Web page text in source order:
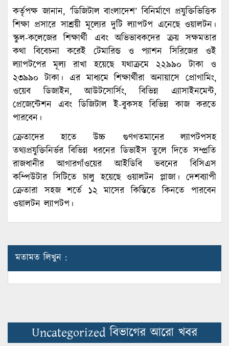
কর্তৃপক্ষ জানান, ’ডিজিটাল বাংলাদেশ’ বিনির্মাণে প্রযুক্তিভিত্তিক
শিক্ষা প্রসারে সাশ্রয়ী মূল্যের দুটি ল্যাপটপ এনেছে ওয়ালটন।
স্কুল-কলেজের শিক্ষার্থী এবং অভিভাবকদের ক্রয় সক্ষমতার
কথা বিবেচনা করেই টেমারিন্ড ও প্যাশন সিরিজের ওই
ল্যাপটপের মূল্য রাখা হয়েছে যথাক্রমে ২২৯৯০ টাকা ও
২৩৯৯০ টাকা। এর মাধ্যমে শিক্ষার্থীরা অনায়াসে প্রোগামিং,
ওয়েব ডিজাইন, আউটসোর্সিং, বিভিন্ন এ্যাসাইনমেন্ট,
প্রেজেন্টেশন এবং ডিজিটাল ই-বুকসহ বিভিন্ন কাজ করতে
পারবেন।
ক্রেতাদের হাতে উচ্চ গুণগতমানের ল্যাপটপসহ
তথ্যপ্রযুক্তিনির্ভর বিভিন্ন ধরনের ডিভাইস তুলে দিতে সম্প্রতি
রাজধানীর আগারগাঁওয়ের আইডিবি ভবনের বিসিএস
কম্পিউটার সিটিতে চালু হয়েছে ওয়ালটন প্লাজা। দেশব্যাপী
ক্রেতারা সহজ শর্তে ১২ মাসের কিস্তিতে কিনতে পারবেন
ওয়ালটন ল্যাপটপ।
মতামত লিখুন :
Uncategorized বিভাগের আরো খবর